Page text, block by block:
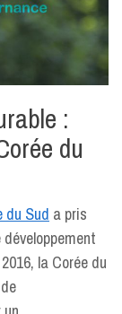
:
du
du Sud a pris
la Corée du